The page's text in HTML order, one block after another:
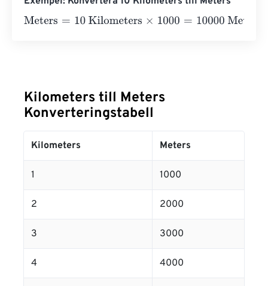
Meters= 10 Kilometers×1000= 10000 Meters
Kilometers till Meters
Konverteringstabell
Kilometers Meters
1 1000
2 2000
3 3000
4 4000